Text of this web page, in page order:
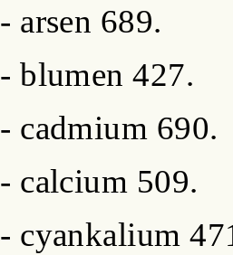
- arsen 689.
- blumen 427.
- cadmium 690.
- calcium 509.
- cyankalium